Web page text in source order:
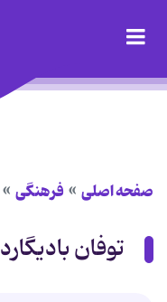
صفحه اصلی فرهنگی
توفان بادیگارد